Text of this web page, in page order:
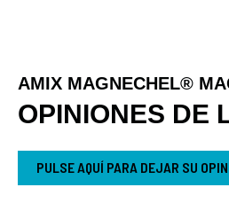
AMIX MAGNECHEL®
OPINIONES DE
PULSE AQUÍ PARA DEJAR SU